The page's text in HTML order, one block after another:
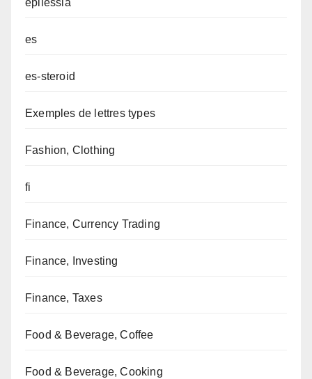
epilessia
es
es-steroid
Exemples de lettres types
Fashion, Clothing
fi
Finance, Currency Trading
Finance, Investing
Finance, Taxes
Food & Beverage, Coffee
Food & Beverage, Cooking